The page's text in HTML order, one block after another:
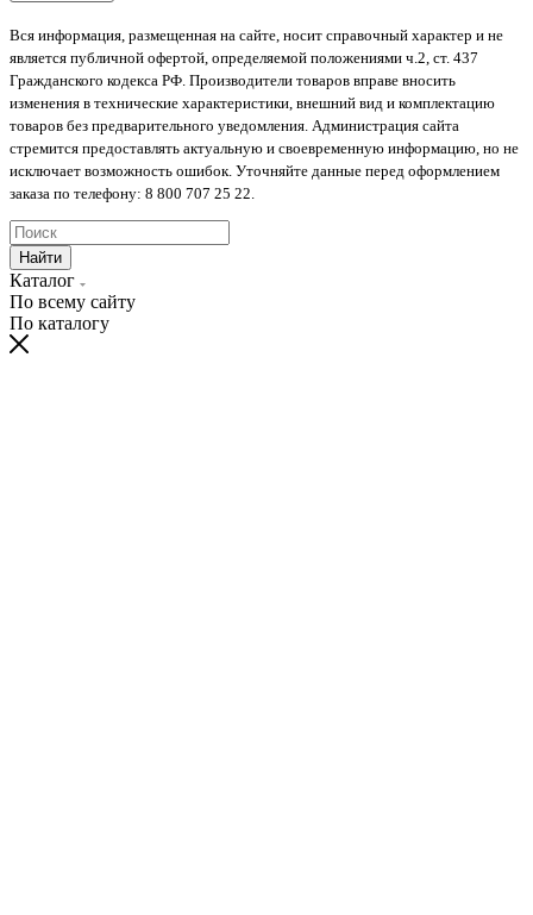
Вся информация, размещенная на сайте, носит справочный характер и не
является публичной офертой, определяемой положениями ч.2, ст. 437
Гражданского кодекса РФ. Производители товаров вправе вносить
изменения в технические характеристики, внешний вид и комплектацию
товаров без предварительного уведомления. Администрация сайта
стремится предоставлять актуальную и своевременную информацию, но не
исключает возможность ошибок. Уточняйте данные перед оформлением
заказа по телефону: 8 800 707 25 22.
Найти
Каталог
По всему сайту
По каталогу